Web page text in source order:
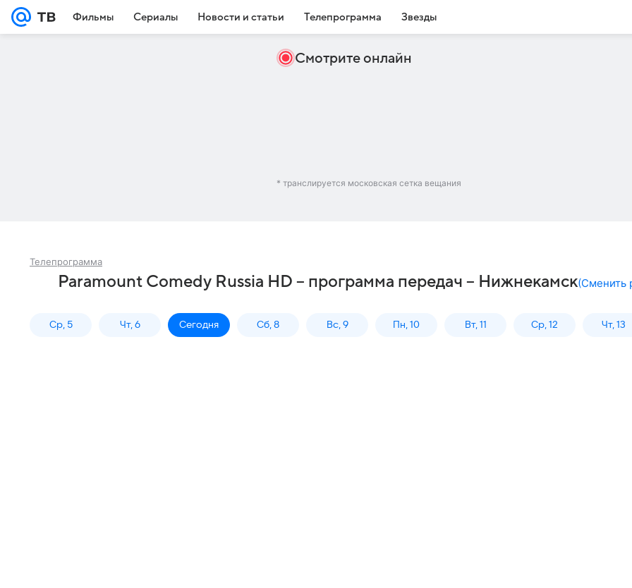
Фильмы Сериалы Новости и статьи Телепрограмма Звезды
Смотрите онлайн
* транслируется московская сетка вещания
Телепрограмма
Paramount Comedy Russia HD – программа передач – Нижнекамск(Сменить
Ср, 5 Чт, 6 Сегодня Сб, 8 Вс, 9 Пн, 10 Вт, 11 Ср, 12 Чт, 13